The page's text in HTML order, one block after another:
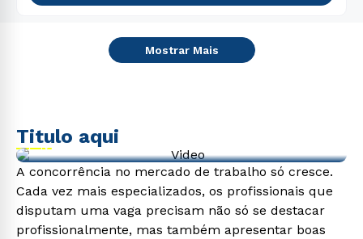
Mostrar Mais
Titulo aqui
Video de exemplo
A concorrência no mercado de trabalho só cresce.
Cada vez mais especializados, os profissionais que
disputam uma vaga precisam não só se destacar
profissionalmente, mas também apresentar boas